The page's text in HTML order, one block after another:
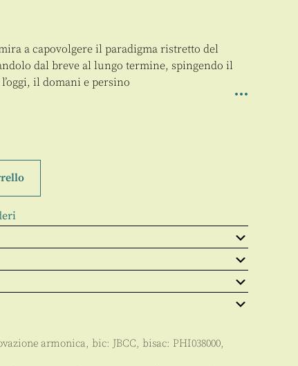
a capovolgere il paradigma ristretto del
dal breve al lungo termine, spingendo il
il domani e persino
armonica, bic: JBCC, bisac: PHI038000,